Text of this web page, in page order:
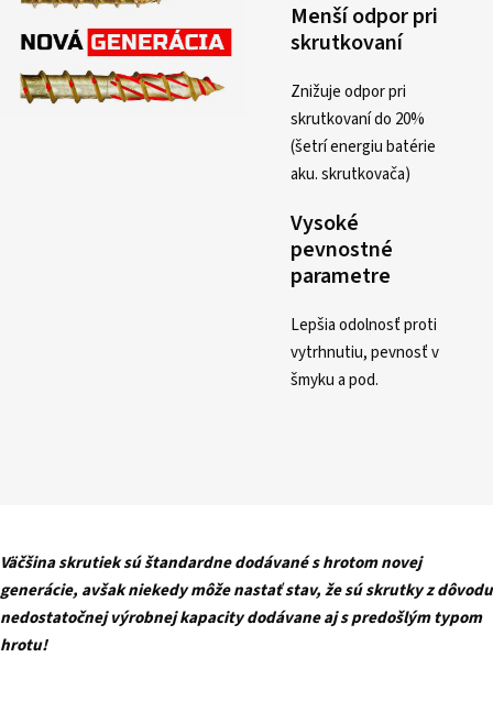
Menší odpor pri
skrutkovaní
Znižuje odpor pri
skrutkovaní do 20%
(šetrí energiu batérie
aku. skrutkovača)
Vysoké
pevnostné
parametre
Lepšia odolnosť proti
vytrhnutiu, pevnosť v
šmyku a pod.
Väčšina skrutiek sú štandardne dodávané s hrotom novej
generácie, avšak niekedy môže nastať stav, že sú skrutky z dôvodu
nedostatočnej výrobnej kapacity dodávane aj s predošlým typom
hrotu!